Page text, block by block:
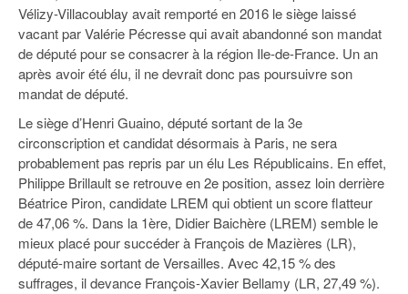
Vélizy-Villacoublay avait remporté en 2016 le siège laissé
vacant par Valérie Pécresse qui avait abandonné son mandat
de député pour se consacrer à la région Ile-de-France. Un an
après avoir été élu, il ne devrait donc pas poursuivre son
mandat de député.
Le siège d’Henri Guaino, député sortant de la 3e
circonscription et candidat désormais à Paris, ne sera
probablement pas repris par un élu Les Républicains. En effet,
Philippe Brillault se retrouve en 2e position, assez loin derrière
Béatrice Piron, candidate LREM qui obtient un score flatteur
de 47,06 %. Dans la 1ère, Didier Baichère (LREM) semble le
mieux placé pour succéder à François de Mazières (LR),
député-maire sortant de Versailles. Avec 42,15 % des
suffrages, il devance François-Xavier Bellamy (LR, 27,49 %).